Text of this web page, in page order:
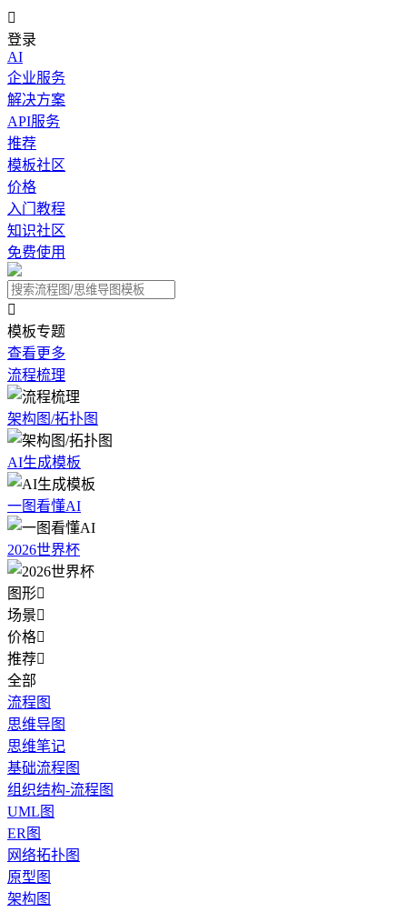

登录
AI
企业服务
解决方案
API服务
推荐
模板社区
价格
入门教程
知识社区
免费使用

模板专题
查看更多
流程梳理
架构图/拓扑图
AI生成模板
一图看懂AI
2026世界杯
图形
场景
价格
推荐
全部
流程图
思维导图
思维笔记
基础流程图
组织结构-流程图
UML图
ER图
网络拓扑图
原型图
架构图